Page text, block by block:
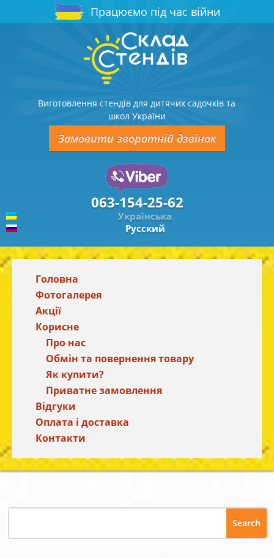
Працюємо під час війни
Виготовлення стендів для дитячих садочків та
школ України
Замовити зворотній дзвінок
063-154-25-62
Українська
Русский
Головна
Фотогалерея
Акції
Корисне
Про нас
Обмін та повернення товару
Як купити?
Приватне замовлення
Відгуки
Оплата і доставка
Контакти